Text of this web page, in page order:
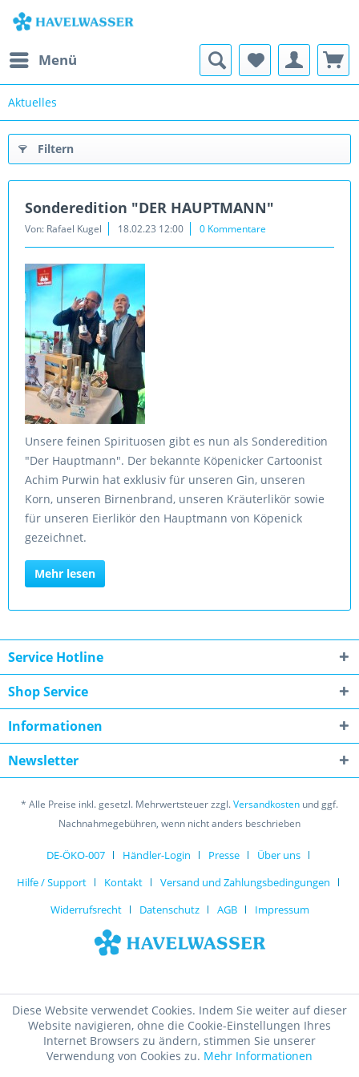
Menü
Aktuelles
Filtern
Sonderedition "DER HAUPTMANN"
Von: Rafael Kugel 18.02.23 12:00 0 Kommentare
Unsere feinen Spirituosen gibt es nun als Sonderedition
"Der Hauptmann". Der bekannte Köpenicker Cartoonist
Achim Purwin hat exklusiv für unseren Gin, unseren
Korn, unseren Birnenbrand, unseren Kräuterlikör sowie
für unseren Eierlikör den Hauptmann von Köpenick
gezeichnet.
Mehr lesen
Service Hotline
Shop Service
Informationen
Newsletter
* Alle Preise inkl. gesetzl. Mehrwertsteuer zzgl.Versandkosten und ggf.
Nachnahmegebühren, wenn nicht anders beschrieben
DE-ÖKO-007 Händler-Login Presse
Über uns
Hilfe / Support
Kontakt
Versand und Zahlungsbedingungen
Widerrufsrecht
Datenschutz AGB Impressum
Diese Website verwendet Cookies. Indem Sie weiter auf dieser
Website navigieren, ohne die Cookie-Einstellungen Ihres
Internet Browsers zu ändern, stimmen Sie unserer
Verwendung von Cookies zu. Mehr Informationen